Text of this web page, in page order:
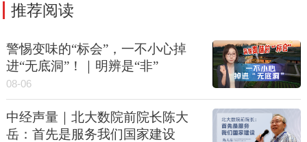
推荐阅读
警惕变味的“标会”，一不小心掉
进“无底洞”！｜明辨是“非”
08-06
中经声量｜北大数院前院长陈大
岳：首先是服务我们国家建设